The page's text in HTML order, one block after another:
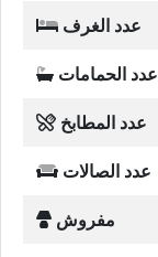
عدد الغرف
عدد الحمامات
عدد المطابخ
عدد الصالات
مفروش